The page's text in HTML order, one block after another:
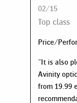
02/15
Top class
Price/
"It is also
Avinity
from 19.99